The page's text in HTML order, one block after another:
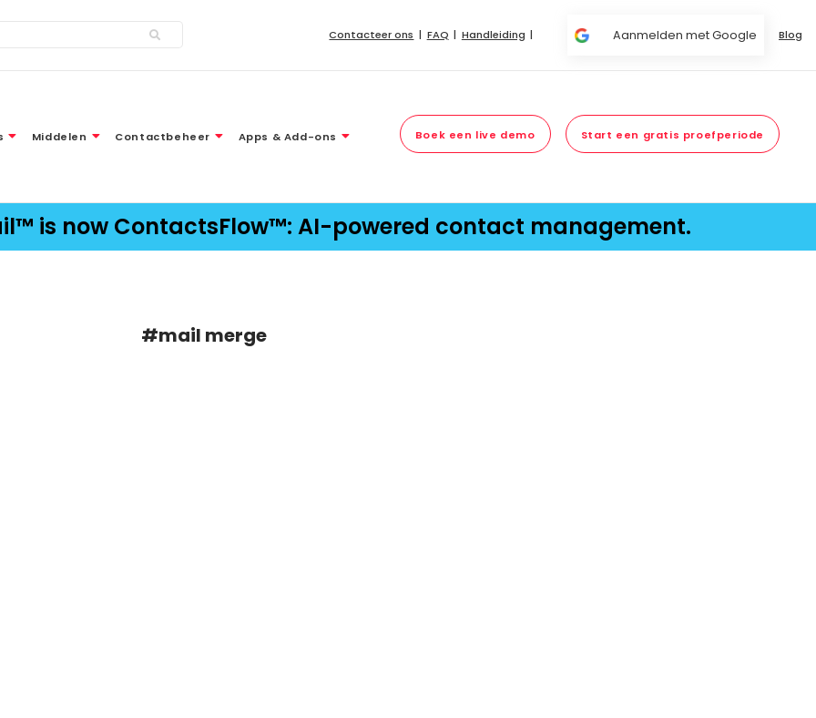
Contacteer ons FAQ Handleiding Aanmelden met Google Blog
Middelen Contactbeheer Apps & Add-ons Boek een live demo Start een gratis proefperiode
is now ContactsFlow™: AI-powered contact management.
#mail merge